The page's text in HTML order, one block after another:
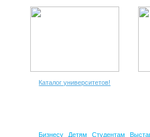
Каталог университетов!
Бизнесу Детям Студентам